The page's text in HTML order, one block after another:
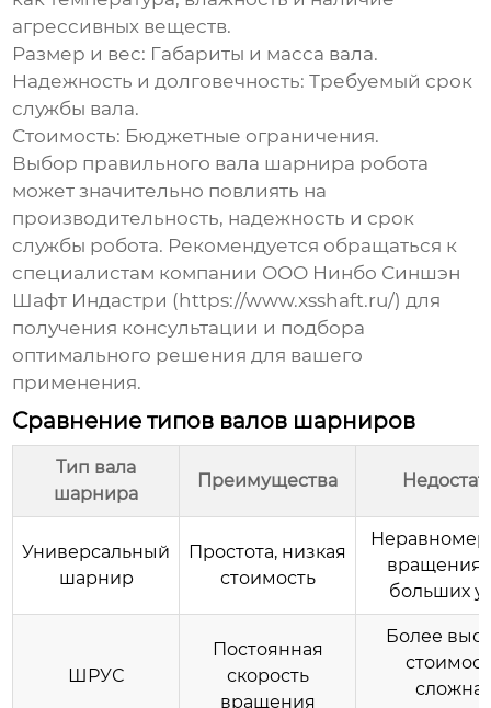
агрессивных веществ.
Размер и вес: Габариты и масса вала.
Надежность и долговечность: Требуемый срок
службы вала.
Стоимость: Бюджетные ограничения.
Выбор правильного вала шарнира робота
может значительно повлиять на
производительность, надежность и срок
службы робота. Рекомендуется обращаться к
специалистам компании ООО Нинбо Синшэн
Шафт Индастри ( https://www.xsshaft.ru/) для
получения консультации и подбора
оптимального решения для вашего
применения.
Сравнение типов валов шарниров
Тип вала
шарнира
Преимущества
Универсальный
шарнир
Простота, низкая
стоимость
вращения
больших
ШРУС
Постоянная
скорость
вращения
Более